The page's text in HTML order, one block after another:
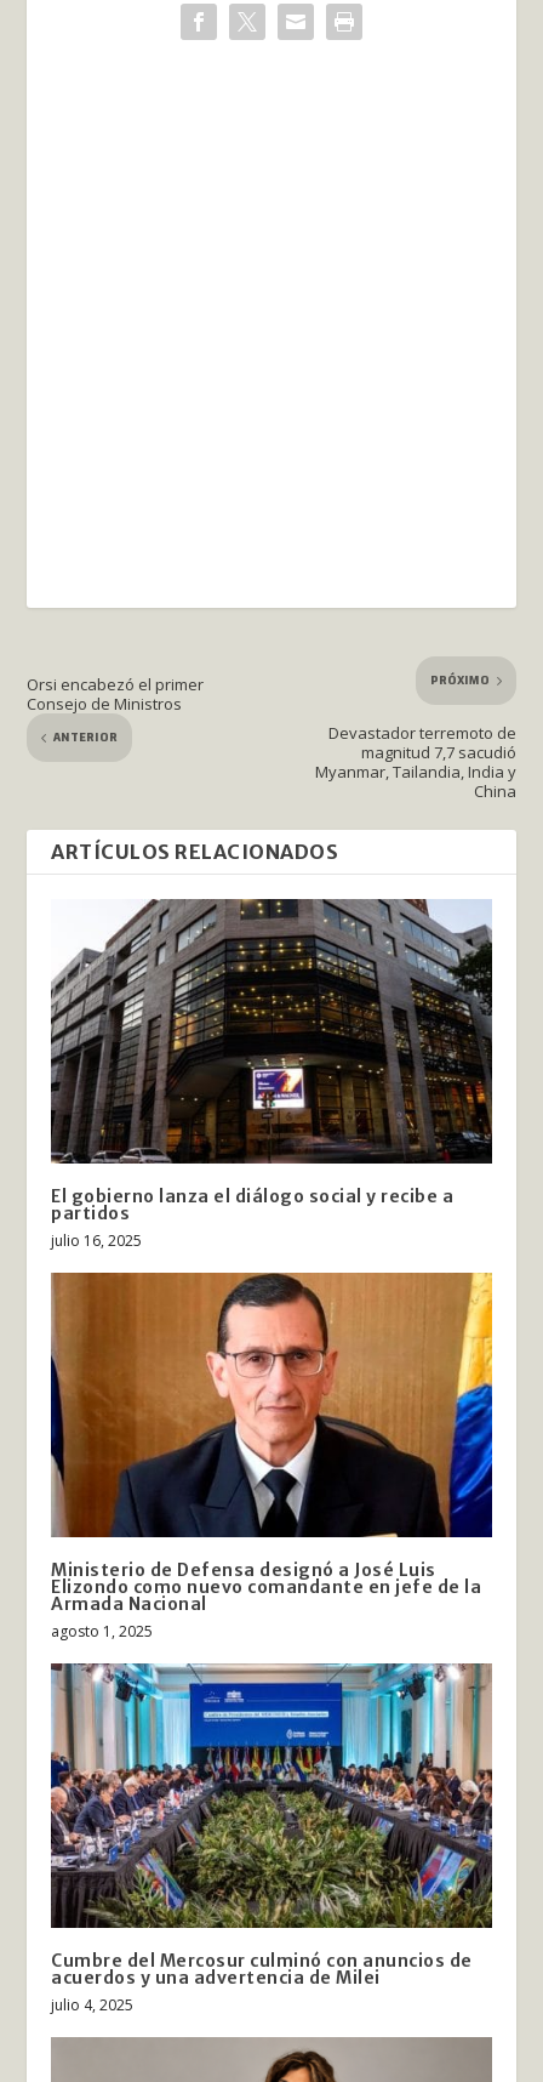
Orsi encabezó el primer
Consejo de Ministros
ANTERIOR
PRÓXIMO
Devastador terremoto de
magnitud 7,7 sacudió
Myanmar, Tailandia, India y
China
ARTÍCULOS RELACIONADOS
El gobierno lanza el diálogo social y recibe a
partidos
julio 16, 2025
Ministerio de Defensa designó a José Luis
Elizondo como nuevo comandante en jefe de la
Armada Nacional
agosto 1, 2025
Cumbre del Mercosur culminó con anuncios de
acuerdos y una advertencia de Milei
julio 4, 2025